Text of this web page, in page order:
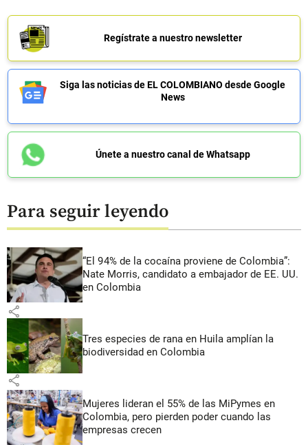
Regístrate a nuestro newsletter
Siga las noticias de EL COLOMBIANO desde Google
News
Únete a nuestro canal de Whatsapp
Para seguir leyendo
“El 94% de la cocaína proviene de Colombia”:
Nate Morris, candidato a embajador de EE. UU.
en Colombia
share
Tres especies de rana en Huila amplían la
biodiversidad en Colombia
share
Mujeres lideran el 55% de las MiPymes en
Colombia, pero pierden poder cuando las
empresas crecen